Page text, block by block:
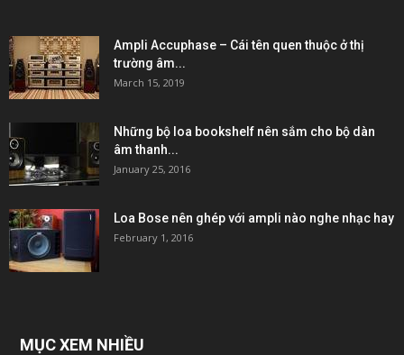
Ampli Accuphase – Cái tên quen thuộc ở thị
trường âm...
March 15, 2019
Những bộ loa bookshelf nên sắm cho bộ dàn
âm thanh...
January 25, 2016
Loa Bose nên ghép với ampli nào nghe nhạc hay
February 1, 2016
MỤC XEM NHIỀU